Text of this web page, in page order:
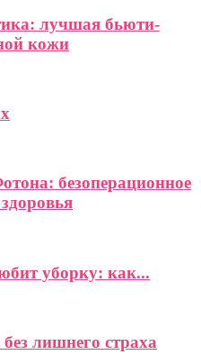
лучшая бьюти-
кожи
безоперационное
уборку: как...
лишнего страха